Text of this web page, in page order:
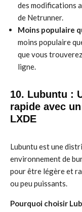
des modifications
de Netrunner.
Moins populaire
moins populaire
que vous
ligne.
10. Lubuntu :
rapide avec
LXDE
Lubuntu est une
environnement de
pour être légère et
ou peu puissants.
Pourquoi choisir